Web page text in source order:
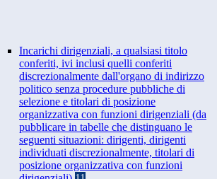
Incarichi dirigenziali, a qualsiasi titolo
conferiti, ivi inclusi quelli conferiti
discrezionalmente dall'organo di indirizzo
politico senza procedure pubbliche di
selezione e titolari di posizione
organizzativa con funzioni dirigenziali (da
pubblicare in tabelle che distinguano le
seguenti situazioni: dirigenti, dirigenti
individuati discrezionalmente, titolari di
posizione organizzativa con funzioni